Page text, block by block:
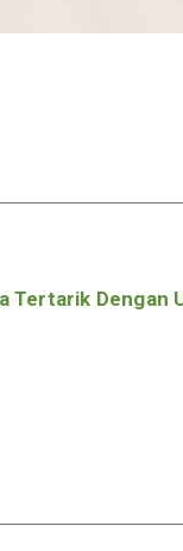
Tertarik Dengan